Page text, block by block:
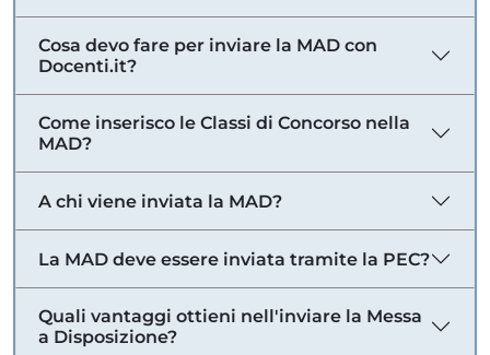
Cosa devo fare per inviare la MAD con
Docenti.it?
Come inserisco le Classi di Concorso nella
MAD?
A chi viene inviata la MAD?
La MAD deve essere inviata tramite la PEC?
Quali vantaggi ottieni nell'inviare la Messa
a Disposizione?